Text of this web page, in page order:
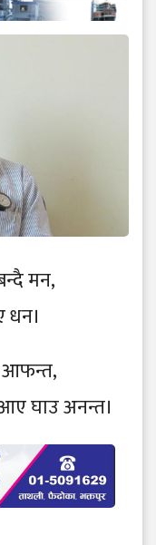
मन,
धन।
आफन्त,
घाउ अनन्त।